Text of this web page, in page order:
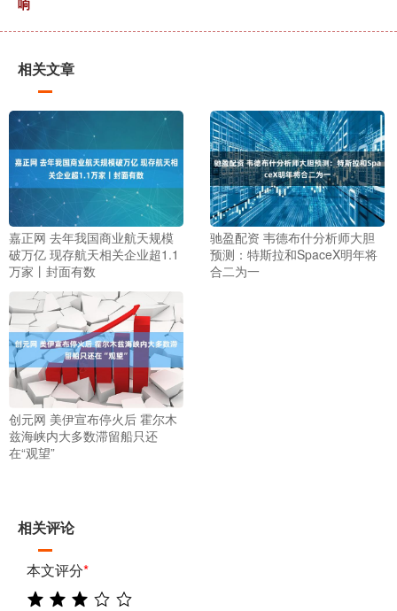
响
相关文章
嘉正网 去年我国商业航天规模
破万亿 现存航天相关企业超1.1
万家丨封面有数
驰盈配资 韦德布什分析师大胆
预测：特斯拉和SpaceX明年将
合二为一
创元网 美伊宣布停火后 霍尔木
兹海峡内大多数滞留船只还
在“观望”
相关评论
本文评分*